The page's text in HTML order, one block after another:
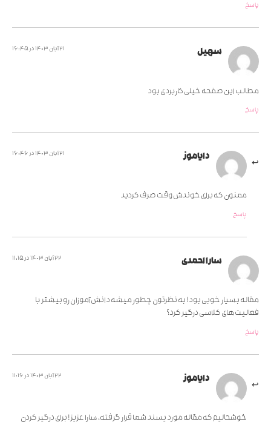
پاسخ
سهیل 21 آبان 1403 در 16:45
مطالب این صفحه خیلی کاربردی بود
پاسخ
دایاموز 21 آبان 1403 در 16:46
ممنون که برای خوندش وقت صرف کردید
پاسخ
سارا احمدی 22 آبان 1403 در 11:15
مقاله بسیار خوبی بود! به نظرتون چطور میشه دانش‌آموزان رو بیشتر با
فعالیت‌های کلاسی درگیر کرد؟
پاسخ
دایاموز 22 آبان 1403 در 11:16
خوشحالیم که مقاله مورد پسند شما قرار گرفته، سارا عزیز! برای درگیر کردن